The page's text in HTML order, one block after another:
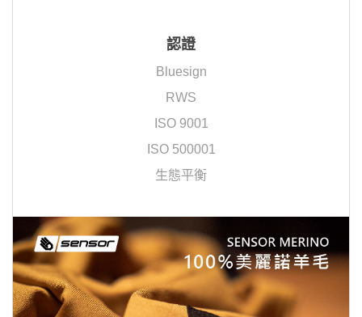
認證
Bluesign
RWS
ISO 9001
ISO 500001
生態平衡